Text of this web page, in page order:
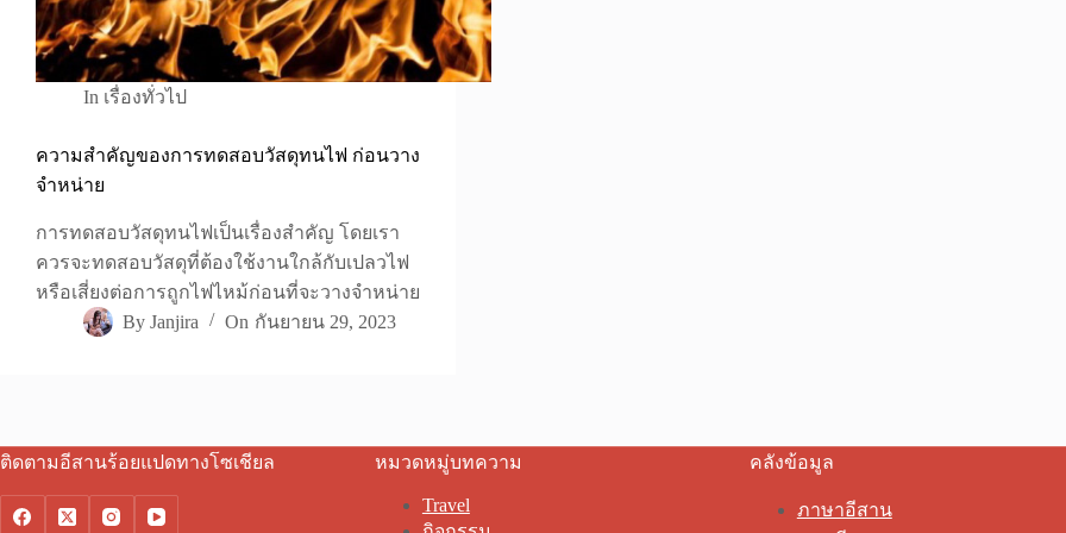
In เรื่องทั่วไป
ความสำคัญของการทดสอบวัสดุทนไฟ ก่อนวาง
จำหน่าย
การทดสอบวัสดุทนไฟเป็นเรื่องสำคัญ โดยเรา
ควรจะทดสอบวัสดุที่ต้องใช้งานใกล้กับเปลวไฟ
หรือเสี่ยงต่อการถูกไฟไหม้ก่อนที่จะวางจำหน่าย
By Janjira On กันยายน 29, 2023
ติดตามอีสานร้อยแปดทางโซเชียล หมวดหมู่บทความ
Travel
คลังข้อมูล
ภาษาอีสาน